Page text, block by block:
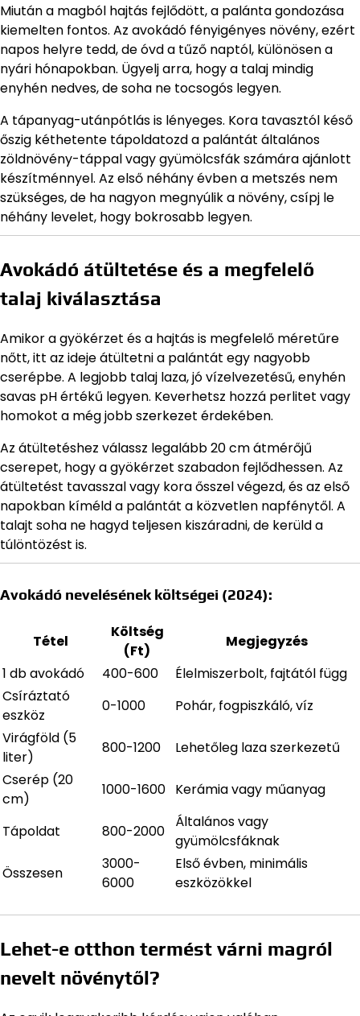
Miután a magból hajtás fejlődött, a palánta gondozása
kiemelten fontos. Az avokádó fényigényes növény, ezért
napos helyre tedd, de óvd a tűző naptól, különösen a
nyári hónapokban. Ügyelj arra, hogy a talaj mindig
enyhén nedves, de soha ne tocsogós legyen.
A tápanyag-utánpótlás is lényeges. Kora tavasztól késő
őszig kéthetente tápoldatozd a palántát általános
zöldnövény-táppal vagy gyümölcsfák számára ajánlott
készítménnyel. Az első néhány évben a metszés nem
szükséges, de ha nagyon megnyúlik a növény, csípj le
néhány levelet, hogy bokrosabb legyen.
Avokádó átültetése és a megfelelő
talaj kiválasztása
Amikor a gyökérzet és a hajtás is megfelelő méretűre
nőtt, itt az ideje átültetni a palántát egy nagyobb
cserépbe. A legjobb talaj laza, jó vízelvezetésű, enyhén
savas pH értékű legyen. Keverhetsz hozzá perlitet vagy
homokot a még jobb szerkezet érdekében.
Az átültetéshez válassz legalább 20 cm átmérőjű
cserepet, hogy a gyökérzet szabadon fejlődhessen. Az
átültetést tavasszal vagy kora ősszel végezd, és az első
napokban kíméld a palántát a közvetlen napfénytől. A
talajt soha ne hagyd teljesen kiszáradni, de kerüld a
túlöntözést is.
Avokádó nevelésének költségei (2024):
Tétel
Költség
(Ft)
Megjegyzés
1 db avokádó
400-600
Élelmiszerbolt, fajtától függ
Csíráztató
eszköz
0-1000
Pohár, fogpiszkáló, víz
Virágföld (5
liter)
800-1200
Lehetőleg laza szerkezetű
Cserép (20
cm)
1000-1600 Kerámia vagy műanyag
Tápoldat 800-2000
Általános vagy
gyümölcsfáknak
Összesen
3000-
6000
Első évben, minimális
eszközökkel
Lehet-e otthon termést várni magról
nevelt növénytől?